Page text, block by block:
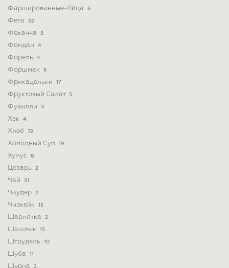
Фаршированные-Яйца 6
Фета 52
Фокачча 5
Фондан 4
Форель 4
Форшмак 6
Фрикадельки 17
Фруктовый Салат 5
Фузилли 4
Хек 4
Хлеб 72
Холодный Суп 19
Хумус 8
Цезарь 2
Чай 51
Чаудер 2
Чизкейк 15
Шарлотка 2
Шашлык 15
Штрудель 10
Шуба 11
Шурпа 2